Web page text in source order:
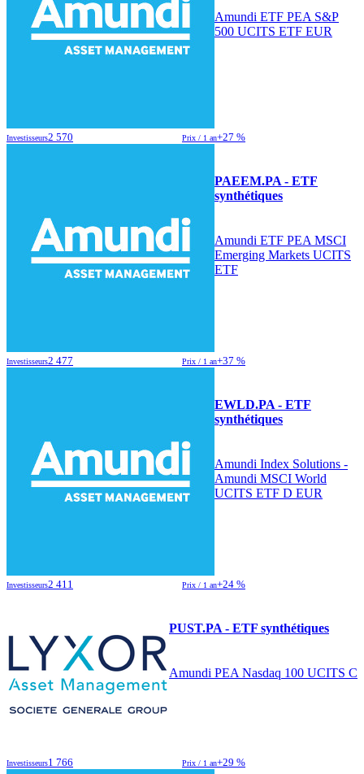
Amundi ETF PEA S&P
500 UCITS ETF EUR
Investisseurs2 570 Prix / 1 an+27 %
PAEEM.PA - ETF
synthétiques
Amundi ETF PEA MSCI
Emerging Markets UCITS
ETF
Investisseurs2 477 Prix / 1 an+37 %
EWLD.PA - ETF
synthétiques
Amundi Index Solutions -
Amundi MSCI World
UCITS ETF D EUR
Investisseurs2 411 Prix / 1 an+24 %
PUST.PA - ETF synthétiques
Amundi PEA Nasdaq 100 UCITS C
Investisseurs1 766 Prix / 1 an+29 %